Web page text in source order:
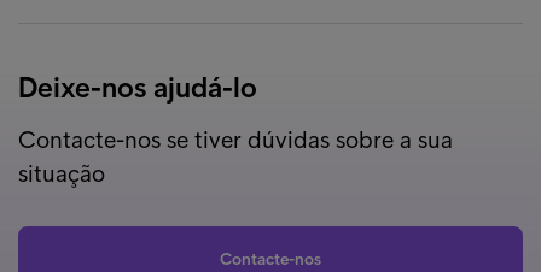
Deixe-nos ajudá-lo
Contacte-nos se tiver dúvidas sobre a sua
situação
Contacte-nos